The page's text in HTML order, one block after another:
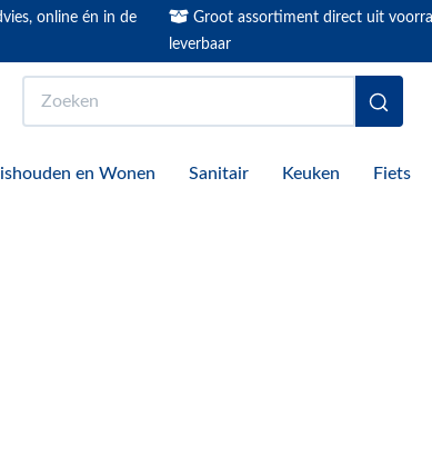
online én in de
Groot assortiment direct uit
leverbaar
en Wonen Sanitair Keuken Fiets